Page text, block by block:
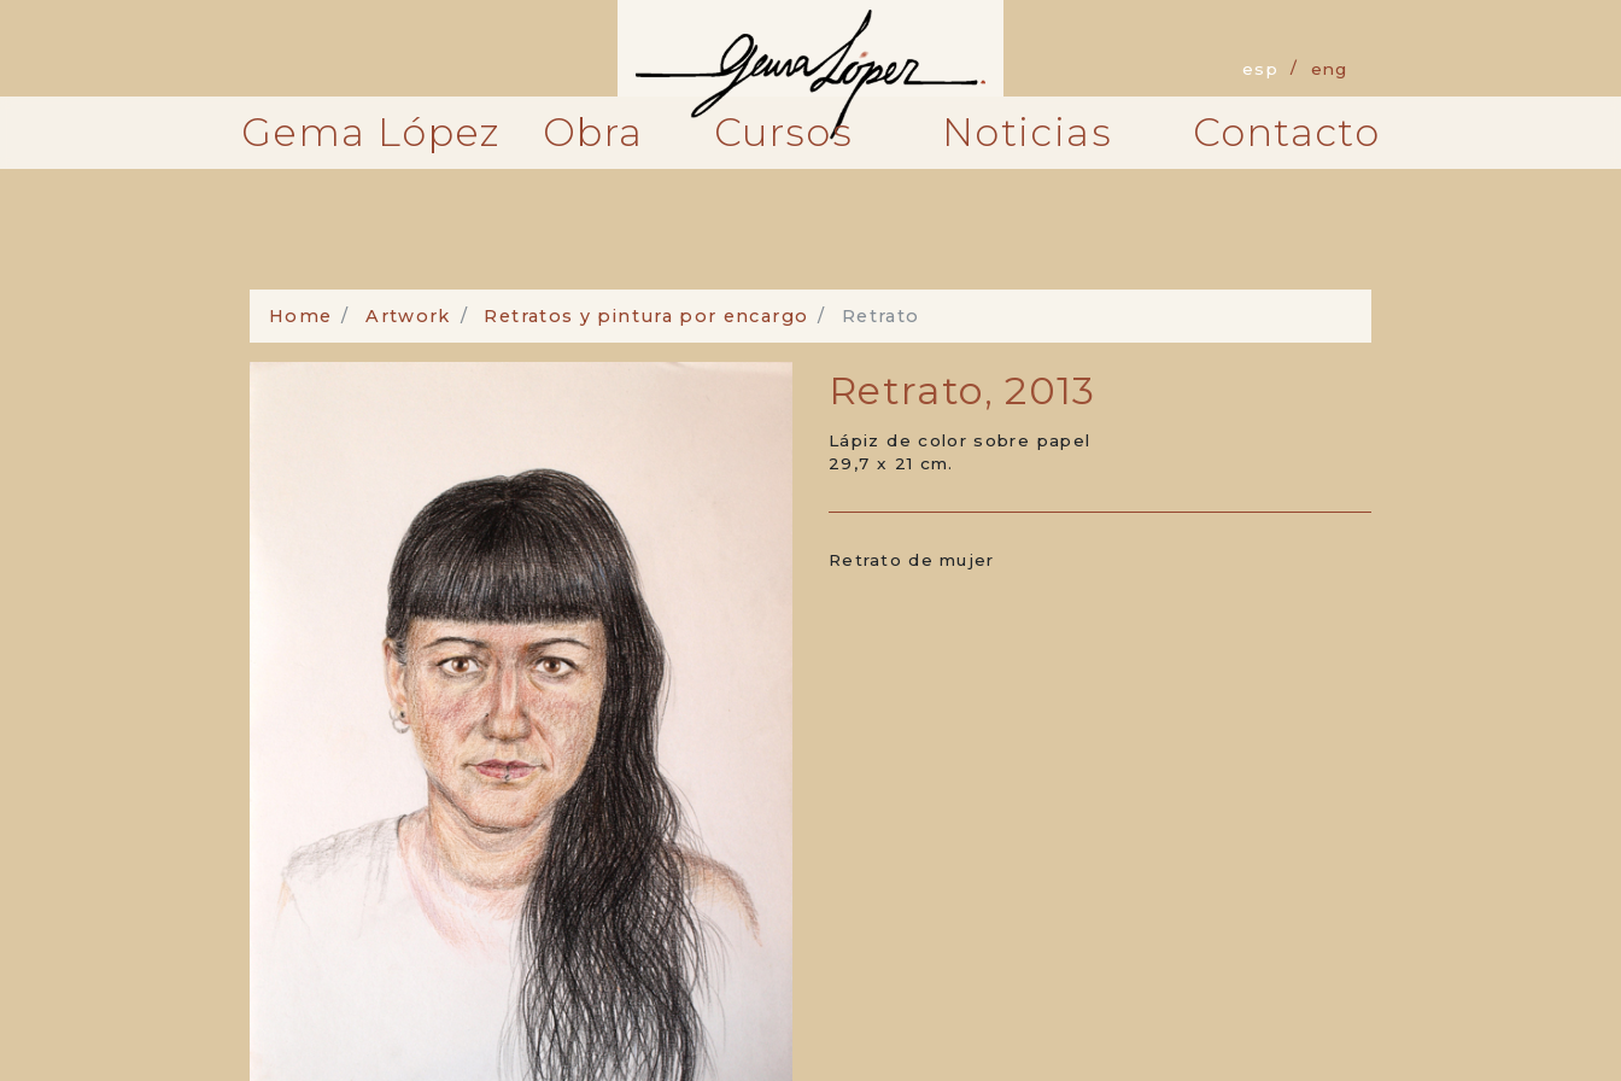
esp eng
Gema López Obra Cursos Noticias Contacto
Home Artwork Retratos y pintura por encargo Retrato
Retrato, 2013
Lápiz de color sobre papel
29,7 x 21 cm.
Retrato de mujer